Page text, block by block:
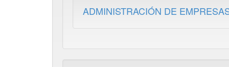
ADMINISTRACIÓN DE